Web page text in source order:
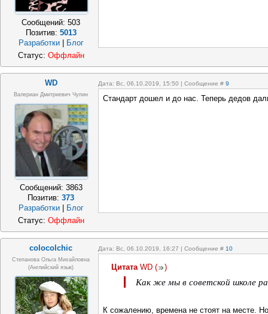
Сообщений:503
Позитив: 5013
Разработки | Блог
Статус: Оффлайн
WD Дата: Вс, 06.10.2019, 15:50 | Сообщение # 9
Валериан Дмитриевич Чупин
Сообщений: 3863
Позитив:373
Разработки
Блог
Стандарт дошел и до нас. Теперь дедов
Статус: Оффлайн
colocolchic Дата: Вс, 06.10.2019, 16:27 | Сообщение # 10
Степанова Ольга Михайловна
(Английский язык)
Цитата WD ( )
Как же мы в советской школе
К сожалению, времена не стоят на месте.